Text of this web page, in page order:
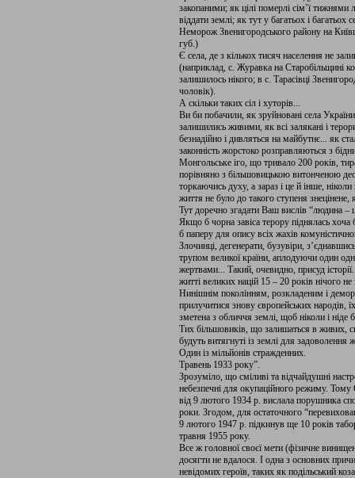
закопаними; як цілі померлі сім’ї тижнями
віддати землі; як тут у багатьох і
Неморож Звенигородського району на
губ.)
Є села, де з кількох тисяч населення не
(наприклад, с. Журавка на Старобільщині
залишилось нікого; в с. Тарасівці
чоловік).
А скільки таких сіл і хуторів...
Ви би побачили, як зруйновані села
залишились живими, як всі залякані і
безнадійно і дивляться на майбутнє... як
законність жорстоко розправляються з
Монгольське іго, що тривало 200 років,
порівняно з більшовицькою витонченою
торкаючись духу, а зараз і це й інше,
життя не було до такого ступеня знецінене,
Тут доречно згадати Ваш вислів “людина –
Якщо б чорна завіса терору піднялась хоча
б паперу для опису всіх жахів
Злочинці, дегенерати, бузувіри,
трупом великої країни, аплодуючи один
жертвами... Такий, очевидно, присуд
житті великих націй 15 – 20 років нічого
Нинішнім поколінням, розкладеним і
прилучитися знову європейських народів,
зметена з обличчя землі, щоб ніколи і ніде
Тих більшовиків, що залишаться в живих,
будуть витягнуті із землі для
Один із мільйонів стражденних.
Травень 1933 року”.
Зрозуміло, що сміливі та відчайдушні
небезпечні для окупаційного режиму.
від 9 лютого 1934 р. вислала порушника
роки. Згодом, для остаточного
9 лютого 1947 р. підкинув ще 10 років
травня 1955 року.
Все ж головної своєї мети (фізичне
досягти не вдалося. І одна з основних
невідомих героїв, таких як подільський